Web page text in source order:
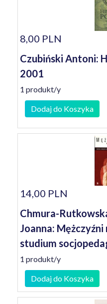
8,00 PLN
Czubiński Antoni:
2001
1 produkt/y
Dodaj do Koszyka
14,00 PLN
Chmura-
Joanna: Mężczyźni
studium
1 produkt/y
Dodaj do Koszyka